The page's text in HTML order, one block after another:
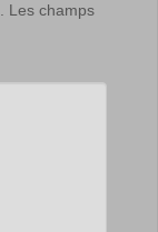
Les champs